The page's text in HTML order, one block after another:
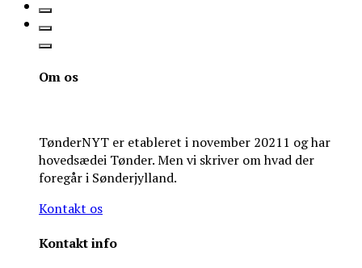
Om os
TønderNYT er etableret i november 20211 og har
hovedsædei Tønder. Men vi skriver om hvad der
foregår i Sønderjylland.
Kontakt os
Kontakt info